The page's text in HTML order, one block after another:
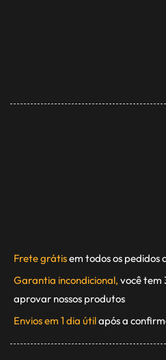
Frete grátisem todos os pedidos
Garantia incondicional, você tem
aprovar nossos produtos
Envios em 1 dia útilapós a